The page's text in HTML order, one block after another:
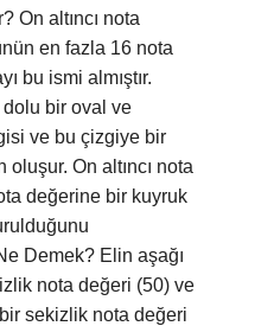
On altıncı nota
en fazla 16 nota
bu ismi almıştır.
bir oval ve
ve bu çizgiye bir
On altıncı nota
değerine bir kuyruk
Demek? Elin aşağı
nota değeri (50) ve
sekizlik nota değeri